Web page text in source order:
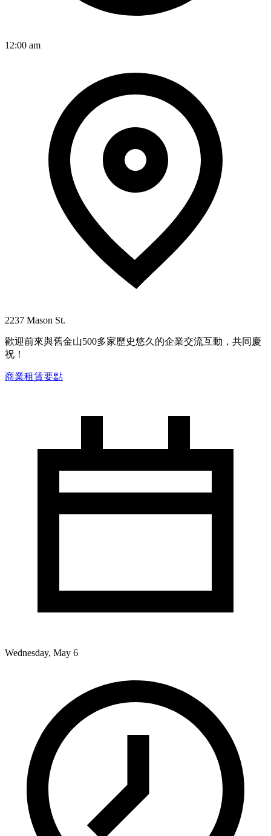
12:00 am
2237 Mason St.
歡迎前來與舊金山500多家歷史悠久的企業交流互動，共同慶
祝！
商業租賃要點
Wednesday, May 6